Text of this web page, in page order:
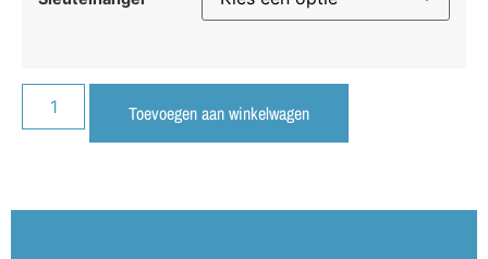
Toevoegen aan winkelwagen